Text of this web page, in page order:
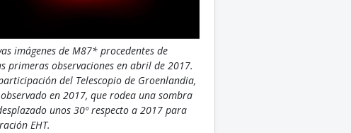
imágenes de M87* procedentes de
primeras observaciones en abril de 2017.
del Telescopio de Groenlandia,
en 2017, que rodea una sombra
unos 30º respecto a 2017 para
EHT.